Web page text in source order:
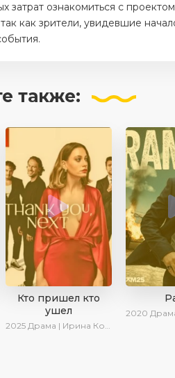
ознакомиться с
как зрители, увидевшие
также:
Кто пришел кто
ушел
2025 Драма | Ирина Котова | Новинки | Сериалы 2025
2020 Драма |